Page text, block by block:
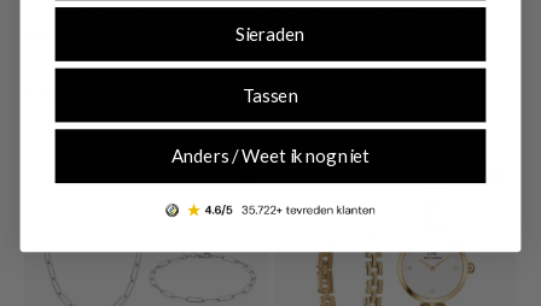
€ 179,00 Originele prijs: € 128,00
Sieraden
Tassen
Anders / Weet ik nog niet